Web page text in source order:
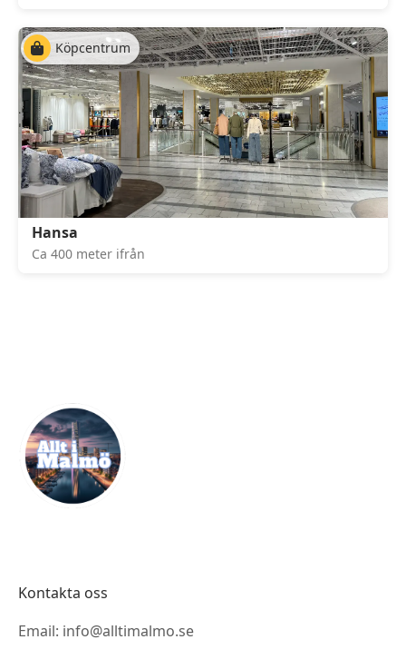
Köpcentrum
Hansa
Ca 400 meter ifrån
Kontakta oss
Email: info@alltimalmo.se